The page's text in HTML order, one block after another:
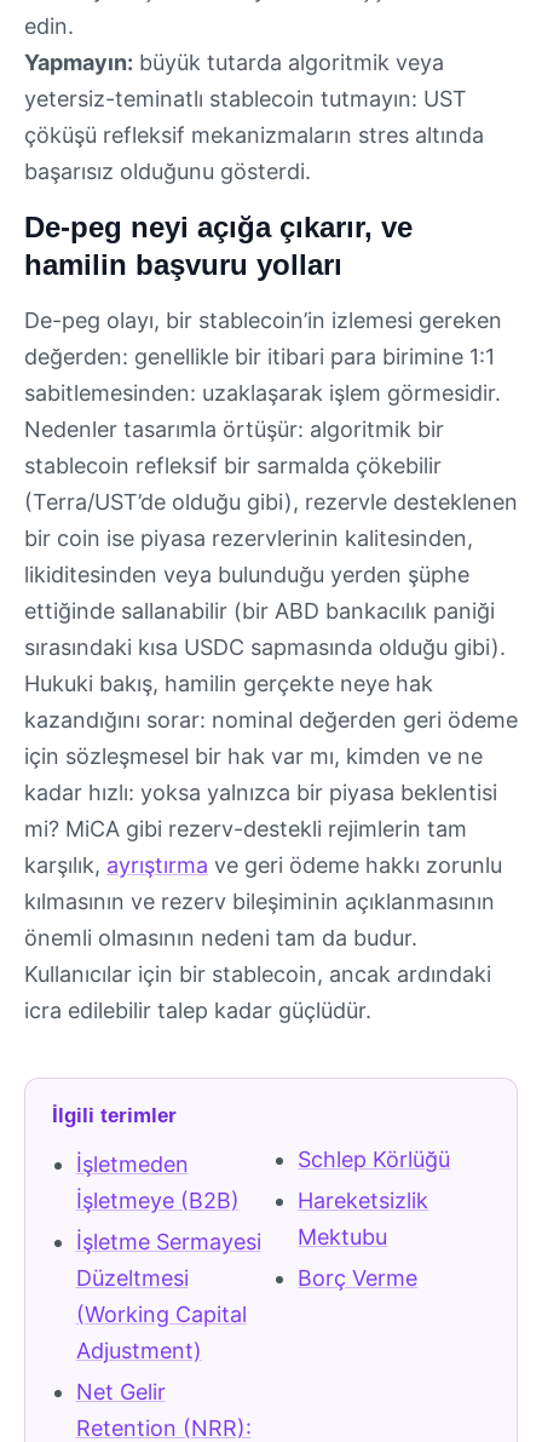
edin.
Yapmayın: büyük tutarda algoritmik veya
yetersiz-teminatlı stablecoin tutmayın: UST
çöküşü refleksif mekanizmaların stres altında
başarısız olduğunu gösterdi.
De-peg neyi açığa çıkarır, ve
hamilin başvuru yolları
De-peg olayı, bir stablecoin’in izlemesi gereken
değerden: genellikle bir itibari para birimine 1:1
sabitlemesinden: uzaklaşarak işlem görmesidir.
Nedenler tasarımla örtüşür: algoritmik bir
stablecoin refleksif bir sarmalda çökebilir
(Terra/UST’de olduğu gibi), rezervle desteklenen
bir coin ise piyasa rezervlerinin kalitesinden,
likiditesinden veya bulunduğu yerden şüphe
ettiğinde sallanabilir (bir ABD bankacılık paniği
sırasındaki kısa USDC sapmasında olduğu gibi).
Hukuki bakış, hamilin gerçekte neye hak
kazandığını sorar: nominal değerden geri ödeme
için sözleşmesel bir hak var mı, kimden ve ne
kadar hızlı: yoksa yalnızca bir piyasa beklentisi
mi? MiCA gibi rezerv-destekli rejimlerin tam
karşılık, ayrıştırma ve geri ödeme hakkı zorunlu
kılmasının ve rezerv bileşiminin açıklanmasının
önemli olmasının nedeni tam da budur.
Kullanıcılar için bir stablecoin, ancak ardındaki
icra edilebilir talep kadar güçlüdür.
İlgili terimler
İşletmeden
İşletmeye (B2B)
İşletme Sermayesi
Düzeltmesi
(Working Capital
Adjustment)
Net Gelir
Retention (NRR):
Schlep Körlüğü
Hareketsizlik
Mektubu
Borç Verme